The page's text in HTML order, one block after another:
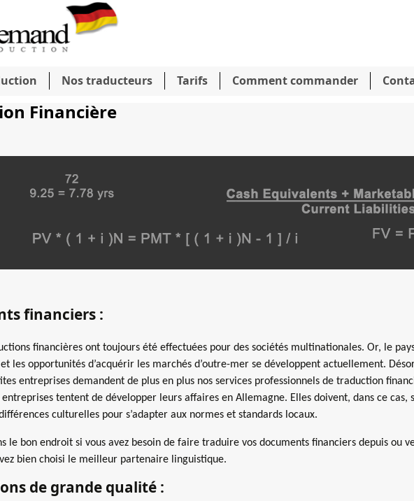
Nos traducteurs Tarifs Comment commander
Financière
financiers :
financières ont toujours été effectuées pour des sociétés multinationales. Or, le
les opportunités d’acquérir les marchés d’outre-mer se développent actuellement.
entreprises demandent de plus en plus nos services professionnels de traduction
tentent de développer leurs affaires en Allemagne. Elles doivent, dans ce
culturelles pour s’adapter aux normes et standards locaux.
le bon endroit si vous avez besoin de faire traduire vos documents financiers depuis ou
bien choisi le meilleur partenaire linguistique.
de grande qualité :